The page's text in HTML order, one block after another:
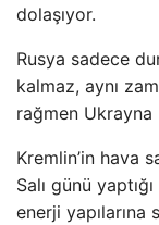
dolaşıyor.
Rusya sadece
kalmaz, aynı
rağmen Ukrayna
Kremlin’in hava
Salı günü
enerji yapılarına